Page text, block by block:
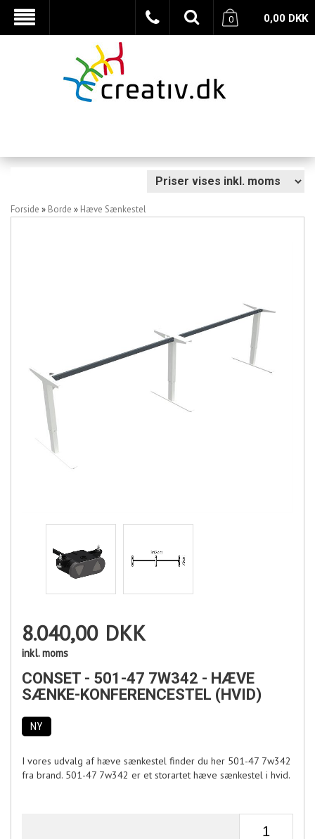
0,00 DKK
0
Forside » Borde » Hæve Sænkestel
8.040,00 DKK
inkl. moms
CONSET - 501-47 7W342 - HÆVE
SÆNKE-KONFERENCESTEL (HVID)
NY
I vores udvalg af hæve sænkestel finder du her 501-47 7w342
fra brand. 501-47 7w342 er et storartet hæve sænkestel i hvid.